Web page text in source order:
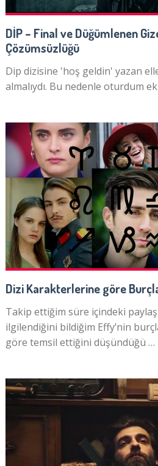
DİP – Final ve Düğümlenen
Çözümsüzlüğü
Dip dizisine 'hoş geldin' yazan
almalıydı. Bu nedenle oturdum
Dizi Karakterlerine göre
Takip ettiğim süre içindeki
ilgilendiğini bildiğim Effy’nin
göre temsil ettiğini düşündüğü …